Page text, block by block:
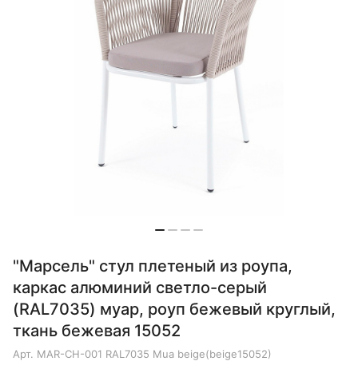
"Марсель" стул плетеный из роупа,
каркас алюминий светло-серый
(RAL7035) муар, роуп бежевый круглый,
ткань бежевая 15052
Арт. MAR-CH-001 RAL7035 Mua beige(beige15052)